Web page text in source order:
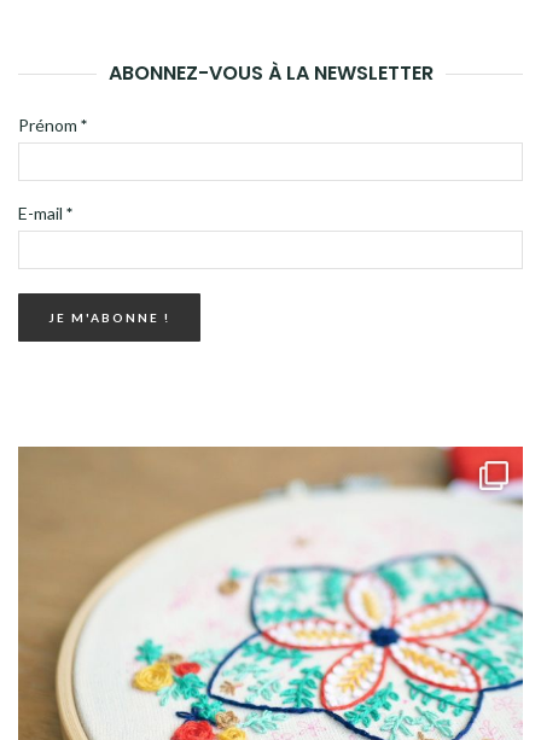
ABONNEZ-VOUS À LA NEWSLETTER
Prénom *
E-mail *